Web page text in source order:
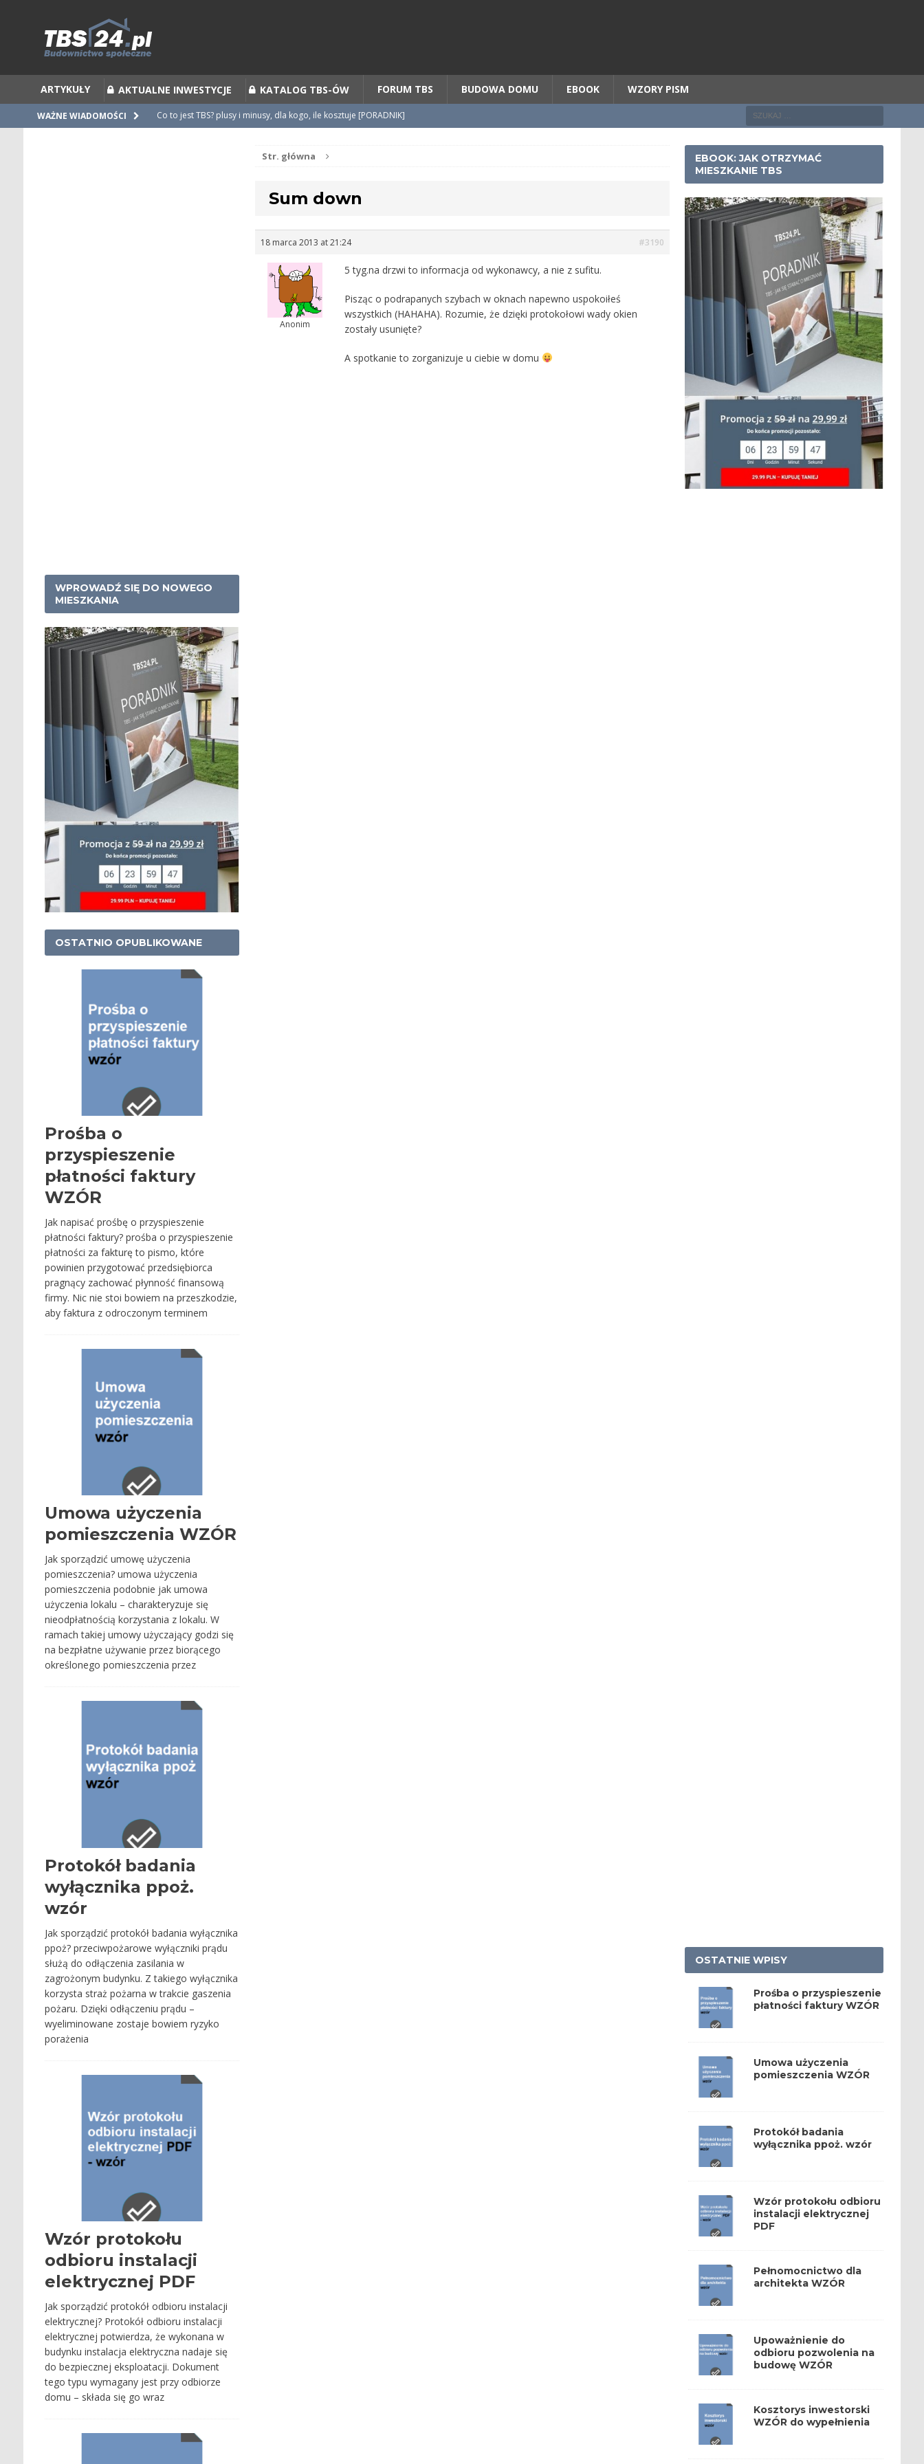
ARTYKUŁY AKTUALNE INWESTYCJE KATALOG TBS-ÓW FORUM TBS BUDOWA DOMU EBOOK WZORY PISM
WAŻNE WIADOMOŚCI
Co to jest TBS? plusy i minusy, dla kogo, ile kosztuje [PORADNIK]
Zalecenia do umów i statutów TBSStr. główna
Sum down
18 marca 2013 at 21:24 #3190
Anonim
5 tyg.na drzwi to informacja od wykonawcy, a nie z sufitu.
Pisząc o podrapanych szybach w oknach napewno uspokoiłeś
wszystkich (HAHAHA). Rozumie, że dzięki protokołowi wady okien
zostały usunięte?
A spotkanie to zorganizuje u ciebie w domu
WPROWADŹ SIĘ DO NOWEGO
MIESZKANIA
OSTATNIO OPUBLIKOWANE
Prośba o
przyspieszenie
płatności faktury
WZÓR
Jak napisać prośbę o przyspieszenie
płatności faktury? prośba o przyspieszenie
płatności za fakturę to pismo, które
powinien przygotować przedsiębiorca
pragnący zachować płynność finansową
firmy. Nic nie stoi bowiem na przeszkodzie,
aby faktura z odroczonym terminem
Umowa użyczenia
pomieszczenia WZÓR
Jak sporządzić umowę użyczenia
pomieszczenia? umowa użyczenia
pomieszczenia podobnie jak umowa
użyczenia lokalu – charakteryzuje się
nieodpłatnością korzystania z lokalu. W
ramach takiej umowy użyczający godzi się
na bezpłatne używanie przez biorącego
określonego pomieszczenia przez
Protokół badania
wyłącznika ppoż.
wzór
Jak sporządzić protokół badania wyłącznika
ppoż? przeciwpożarowe wyłączniki prądu
służą do odłączenia zasilania w
zagrożonym budynku. Z takiego wyłącznika
korzysta straż pożarna w trakcie gaszenia
pożaru. Dzięki odłączeniu prądu –
wyeliminowane zostaje bowiem ryzyko
porażenia
Wzór protokołu
odbioru instalacji
elektrycznej PDF
Jak sporządzić protokół odbioru instalacji
elektrycznej? Protokół odbioru instalacji
elektrycznej potwierdza, że wykonana w
budynku instalacja elektryczna nadaje się
do bezpiecznej eksploatacji. Dokument
tego typu wymagany jest przy odbiorze
domu – składa się go wraz
EBOOK: JAK OTRZYMAĆ
MIESZKANIE TBS
OSTATNIE WPISY
Prośba o przyspieszenie
płatności faktury WZÓR
Umowa użyczenia
pomieszczenia WZÓR
Protokół badania
wyłącznika ppoż. wzór
Wzór protokołu odbioru
instalacji elektrycznej
PDF
Pełnomocnictwo dla
architekta WZÓR
Upoważnienie do
odbioru pozwolenia na
budowę WZÓR
Kosztorys inwestorski
WZÓR do wypełnienia